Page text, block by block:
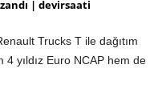
| devirsaati
Trucks T ile dağıtım
yıldız Euro NCAP hem de